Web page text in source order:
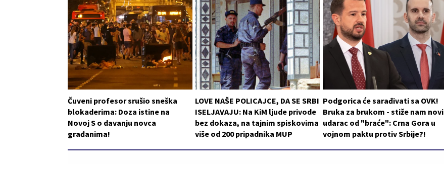
Čuveni profesor srušio sneška
blokaderima: Doza istine na
Novoj S o davanju novca
građanima!
LOVE NAŠE POLICAJCE, DA SE SRBI
ISELJAVAJU: Na KiM ljude privode
bez dokaza, na tajnim spiskovima
više od 200 pripadnika MUP
Podgorica će sarađivati sa OVK!
Bruka za brukom - stiže nam novi
udarac od "braće": Crna Gora u
vojnom paktu protiv Srbije?!